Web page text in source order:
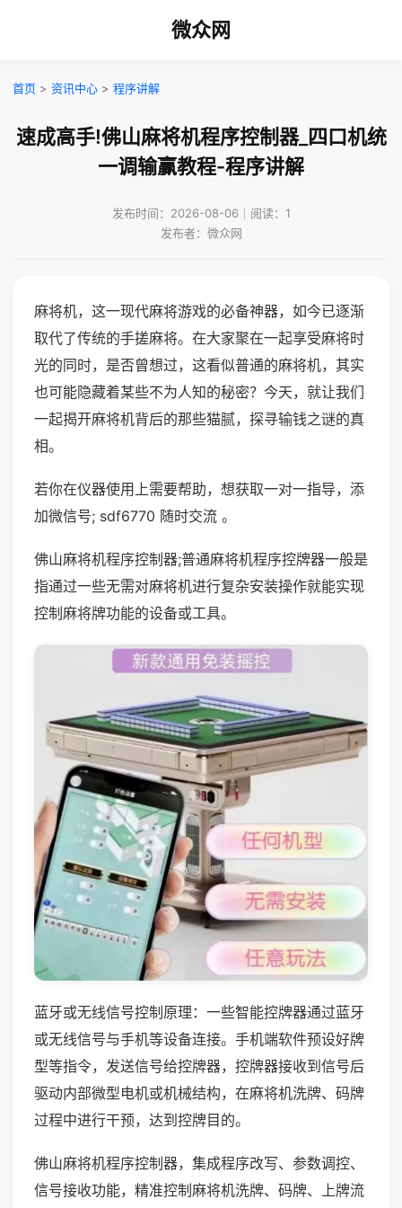
微众网
首页 > 资讯中心 > 程序讲解
速成高手!佛山麻将机程序控制器_四口机统
一调输赢教程-程序讲解
发布时间：2026-08-06｜阅读：1
发布者：微众网
麻将机，这一现代麻将游戏的必备神器，如今已逐渐
取代了传统的手搓麻将。在大家聚在一起享受麻将时
光的同时，是否曾想过，这看似普通的麻将机，其实
也可能隐藏着某些不为人知的秘密？今天，就让我们
一起揭开麻将机背后的那些猫腻，探寻输钱之谜的真
相。
若你在仪器使用上需要帮助，想获取一对一指导，添
加微信号; sdf6770 随时交流 。
佛山麻将机程序控制器;普通麻将机程序控牌器一般是
指通过一些无需对麻将机进行复杂安装操作就能实现
控制麻将牌功能的设备或工具。
蓝牙或无线信号控制原理：一些智能控牌器通过蓝牙
或无线信号与手机等设备连接。手机端软件预设好牌
型等指令，发送信号给控牌器，控牌器接收到信号后
驱动内部微型电机或机械结构，在麻将机洗牌、码牌
过程中进行干预，达到控牌目的。
佛山麻将机程序控制器，集成程序改写、参数调控、
信号接收功能，精准控制麻将机洗牌、码牌、上牌流